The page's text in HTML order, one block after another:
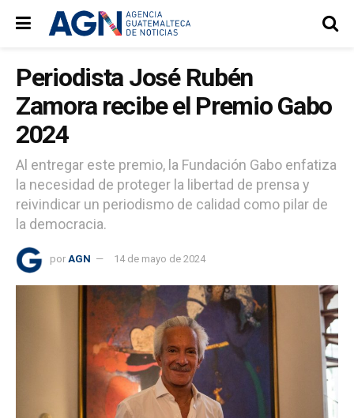
Periodista José Rubén
Zamora recibe el Premio Gabo
2024
Al entregar este premio, la Fundación Gabo enfatiza
la necesidad de proteger la libertad de prensa y
reivindicar un periodismo de calidad como pilar de
la democracia.
por AGN 14 de mayo de 2024